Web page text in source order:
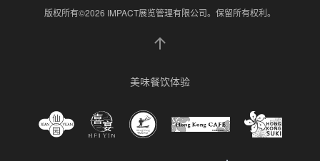
版权所有©2026 IMPACT展览管理有限公司。保留所有权利。
美味餐饮体验